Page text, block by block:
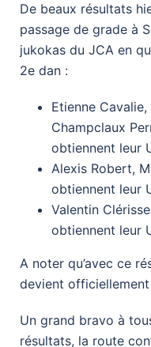
De beaux résultats
passage de grade à
jukokas du JCA en
2e dan :
Etienne
Champclaux
obtiennent leur
Alexis Robert,
obtiennent leur
Valentin
obtiennent leur
A noter qu’avec ce
devient
Un grand bravo à
résultats, la route